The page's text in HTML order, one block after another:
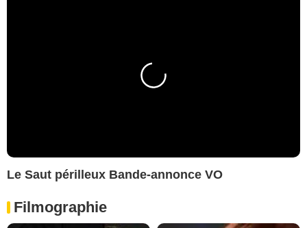
Le Saut périlleux Bande-annonce VO
Filmographie